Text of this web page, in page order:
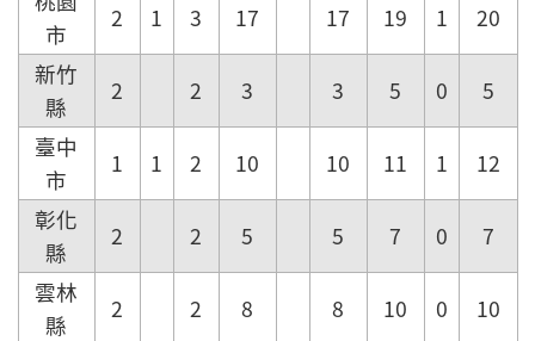
市
2 1 3 17 17 19 1
20
新竹
縣
2 2 3 3 5 0
5
臺中
市
1 1 2 10 10 11 1
12
彰化
縣
2 2 5 5 7 0
7
雲林
縣
2 2 8 8 10 0
10